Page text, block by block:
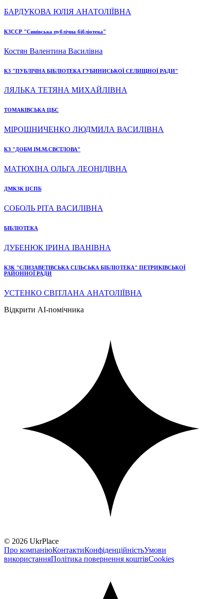
БАРДУКОВА ЮЛІЯ АНАТОЛІЇВНА
КЗССР "Синівська публічна бібліотека"
Костян Валентина Василівна
КЗ "ПУБЛІЧНА БІБЛІОТЕКА ГУБИНИСЬКОЇ СЕЛИЩНОЇ РАДИ"
ЛЯЛЬКА ТЕТЯНА МИХАЙЛІВНА
ТОМАКІВСЬКА ЦБС
МІРОШНИЧЕНКО ЛЮДМИЛА ВАСИЛІВНА
КЗ "ДОБМ ІМ.М.СВЄТЛОВА"
МАТЮХІНА ОЛЬГА ЛЕОНІДІВНА
ДМКЗК ЦСПБ
СОБОЛЬ РІТА ВАСИЛІВНА
БІБЛІОТЕКА
ДУБЕНЮК ІРИНА ІВАНІВНА
КЗК "ЄЛИЗАВЕТІВСЬКА СІЛЬСЬКА БІБЛІОТЕКА" ПЕТРИКІВСЬКОЇ
РАЙОННОЇ РАДИ
УСТЕНКО СВІТЛАНА АНАТОЛІЇВНА
Відкрити AI-помічника
© 2026 UkrPlace
Про компаніюКонтактиКонфіденційністьУмови
використанняПолітика повернення коштівCookies